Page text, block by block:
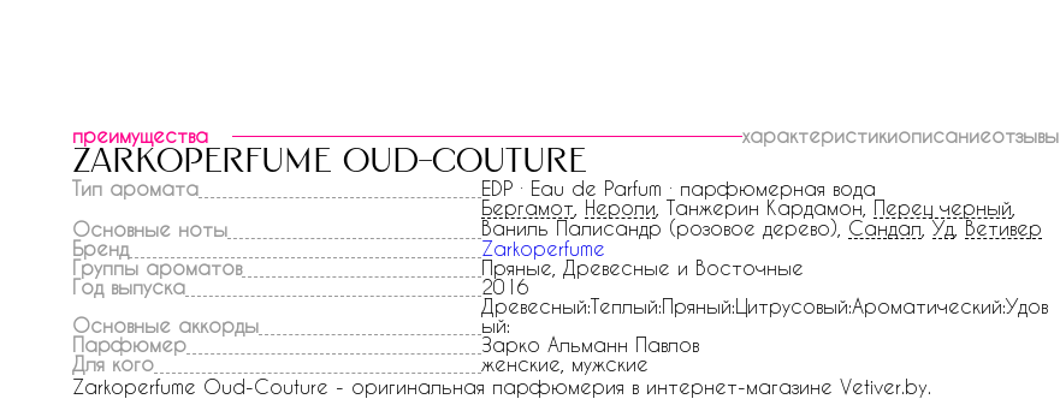
преимущества характеристикиописаниеотзывы
zarkoperfume oud-couture
Тип аромата
EDP · Eau de Parfum · парфюмерная вода
Основные ноты
Бергамот Нероли , Танжерин Кардамон, Перец черный
Ваниль Палисандр (розовое дерево), Сандал ,Уд Ветивер
Бренд
Zarkoperfume
Группы ароматов
Пряные, Древесные и Восточные
Год выпуска
2016
Основные аккорды
Древесный:Теплый:Пряный:Цитрусовый:Ароматический:Удов
ый:
Парфюмер
Зарко Альманн Павлов
Для кого
женские, мужские
Zarkoperfume Oud-Couture - оригинальная парфюмерия в интернет-магазине Vetiver.by.